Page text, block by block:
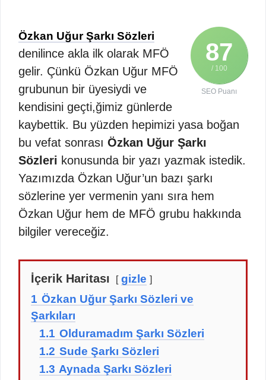
87
/ 100
SEO Puanı
Özkan Uğur Şarkı Sözleri
denilince akla ilk olarak MFÖ
gelir. Çünkü Özkan Uğur MFÖ
grubunun bir üyesiydi ve
kendisini geçti,ğimiz günlerde
kaybettik. Bu yüzden hepimizi yasa boğan
bu vefat sonrası Özkan Uğur Şarkı
Sözleri konusunda bir yazı yazmak istedik.
Yazımızda Özkan Uğur’un bazı şarkı
sözlerine yer vermenin yanı sıra hem
Özkan Uğur hem de MFÖ grubu hakkında
bilgiler vereceğiz.
İçerik Haritası
gizle
1 Özkan Uğur Şarkı Sözleri ve
Şarkıları
1.1 Olduramadım Şarkı Sözleri
1.2 Sude Şarkı Sözleri
1.3 Aynada Şarkı Sözleri